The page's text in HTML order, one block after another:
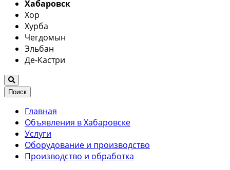
Хабаровск
Хор
Хурба
Чегдомын
Эльбан
Де-Кастри
Поиск
Главная
Объявления в Хабаровске
Услуги
Оборудование и производство
Производство и обработка